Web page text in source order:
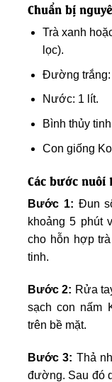
Chuẩn bị
Trà xanh
lọc).
Đường trắng:
Nước: 1 lít.
Bình thủy
Con giống
Các bước nuôi
Bước 1: Đun
khoảng 5 phút
cho hỗn hợp
tinh.
Bước 2: Rửa
sạch con nấm
trên bề mặt.
Bước 3: Thả
đường. Sau đó